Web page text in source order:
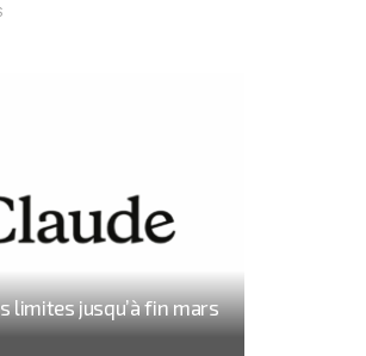
limites jusqu’à fin mars